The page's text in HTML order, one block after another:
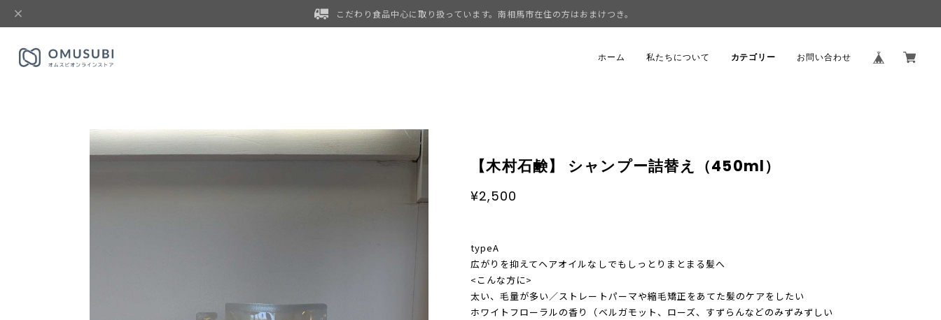
こだわり食品中心に取り扱っています。南相馬市在住の方はおまけつき。
ホーム 私たちについて カテゴリー お問い合わせ
【木村石鹸】 シャンプー詰替え（450ml）
¥2,500
typeA
広がりを抑えてヘアオイルなしでもしっとりまとまる髪へ
<こんな方に>
太い、毛量が多い／ストレートパーマや縮毛矯正をあてた髪のケアをしたい
ホワイトフローラルの香り（ベルガモット、ローズ、すずらんなどのみずみずしい